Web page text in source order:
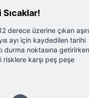
Sıcaklar!
derece üzerine çıkan aşırı
ayı için kaydedilen tarihi
durma noktasına
risklere karşı peş peşe